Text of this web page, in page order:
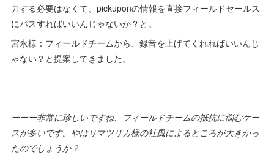
力する必要はなくて、pickuponの情報を直接フィールドセールス
にパスすればいいんじゃないか？と。
宮永様：フィールドチームから、録音を上げてくれればいいんじ
ゃない？と提案してきました。
ーーー非常に珍しいですね、フィールドチームの抵抗に悩むケー
スが多いです。やはりマツリカ様の社風によるところが大きかっ
たのでしょうか？